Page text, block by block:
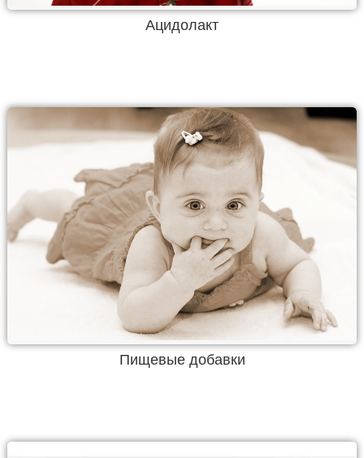
Ацидолакт
Пищевые добавки